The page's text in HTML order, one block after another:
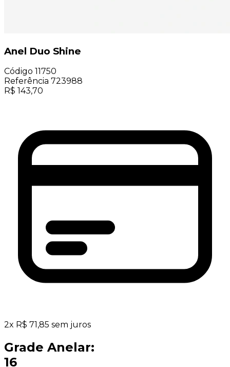
Anel Duo Shine
Código 11750
Referência 723988
R$ 143,70
2x R$ 71,85 sem juros
Grade Anelar:
16